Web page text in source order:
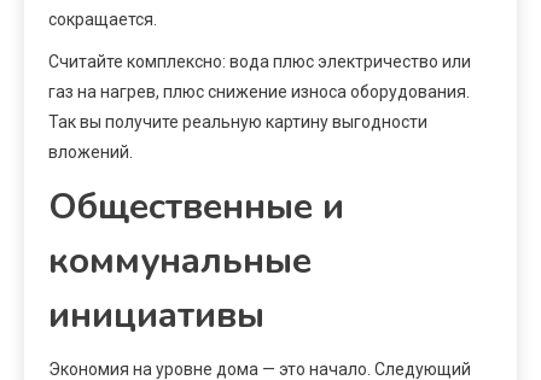
сокращается.
Считайте комплексно: вода плюс электричество или
газ на нагрев, плюс снижение износа оборудования.
Так вы получите реальную картину выгодности
вложений.
Общественные и
коммунальные
инициативы
Экономия на уровне дома — это начало. Следующий